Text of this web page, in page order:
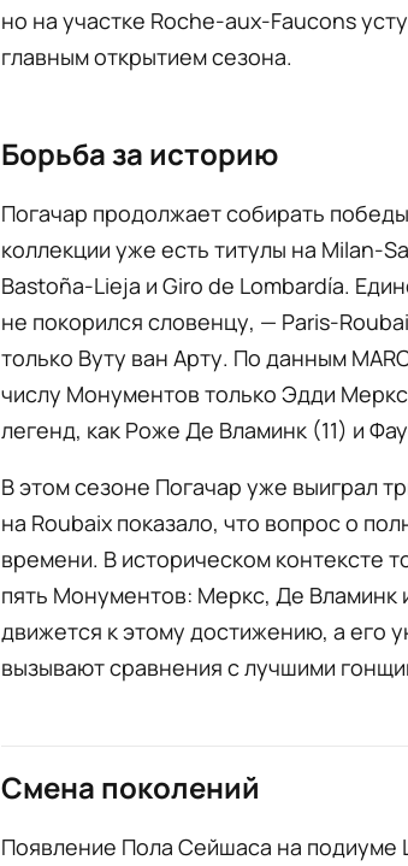
но на участке Roche-aux-Faucons
главным открытием сезона.
Борьба за историю
Погачар продолжает собирать
коллекции уже есть титулы на Milan-
Bastoña-Lieja и Giro de Lombardía.
не покорился словенцу, — Paris-
только Вуту ван Арту. По данным
числу Монументов только Эдди
легенд, как Роже Де Вламинк (11) и
В этом сезоне Погачар уже выиграл
на Roubaix показало, что вопрос о
времени. В историческом контексте
пять Монументов: Меркс, Де Вламинк
движется к этому достижению, а его
вызывают сравнения с лучшими
Смена поколений
Появление Пола Сейшаса на подиуме